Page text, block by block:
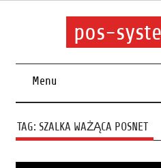
pos-
Menu
TAG: SZALKA WAŻĄCA POSNET